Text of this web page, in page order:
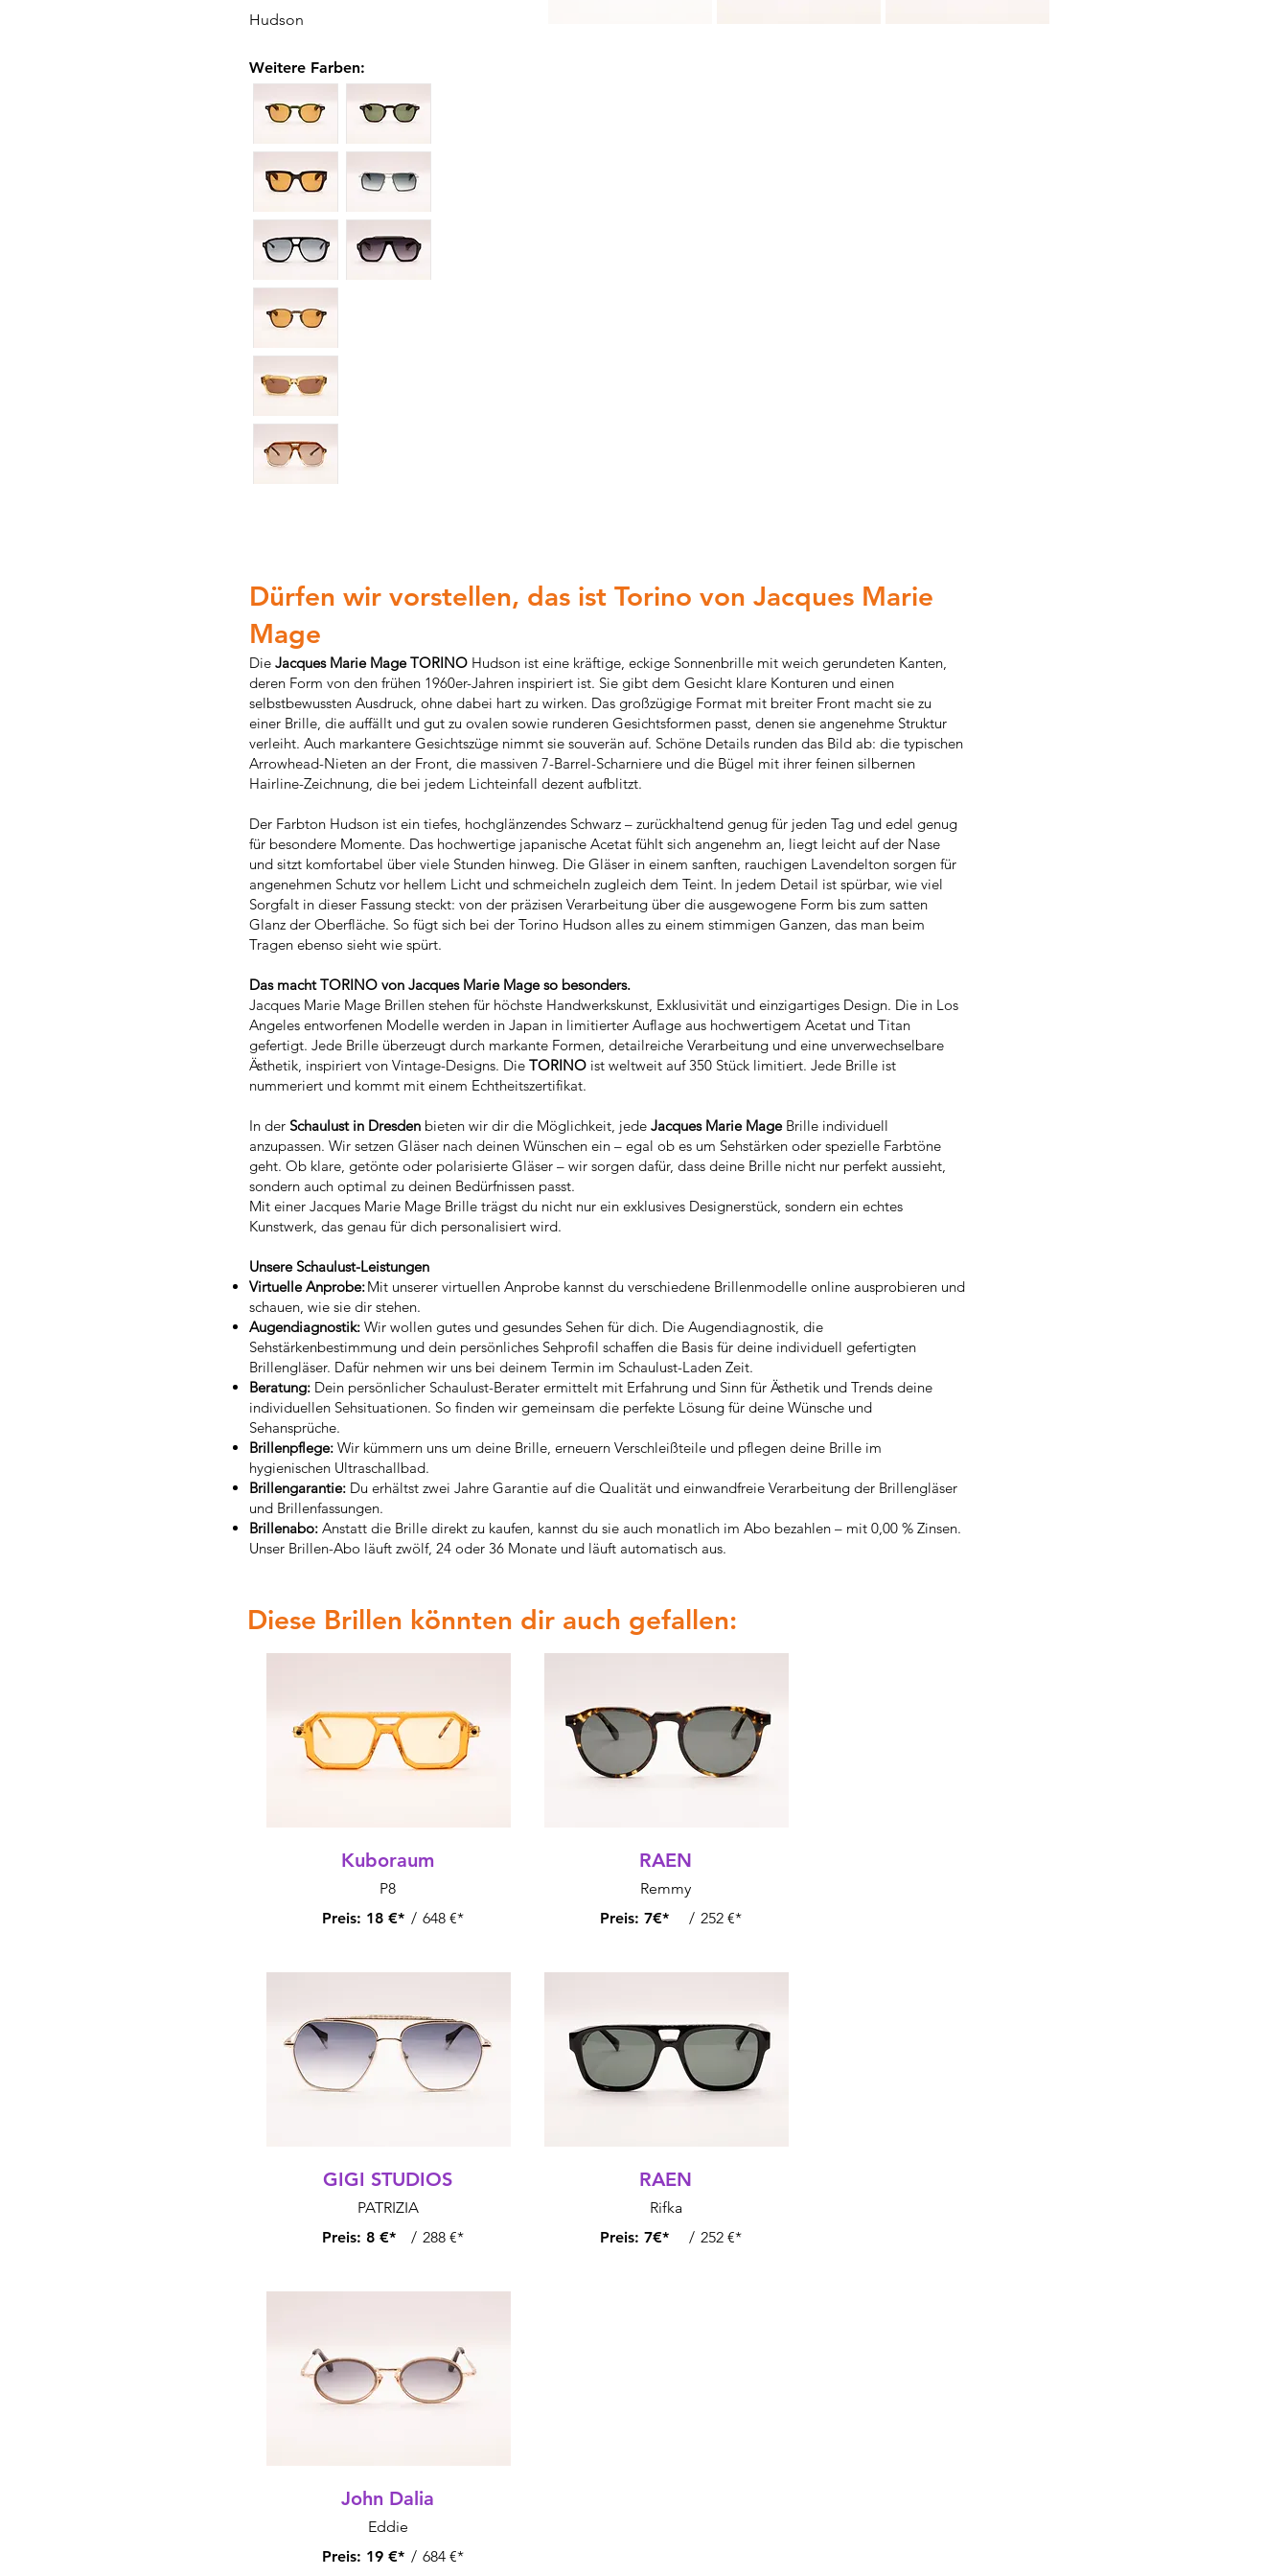
Weitere Farben:
Hudson
Dürfen wir vorstellen, das ist Torino von Jacques Marie
Mage
Die Jacques Marie Mage TORINO Hudson ist eine kräftige, eckige Sonnenbrille mit weich gerundeten Kanten,
deren Form von den frühen 1960er-Jahren inspiriert ist. Sie gibt dem Gesicht klare Konturen und einen
selbstbewussten Ausdruck, ohne dabei hart zu wirken. Das großzügige Format mit breiter Front macht sie zu
einer Brille, die auffällt und gut zu ovalen sowie runderen Gesichtsformen passt, denen sie angenehme Struktur
verleiht. Auch markantere Gesichtszüge nimmt sie souverän auf. Schöne Details runden das Bild ab: die typischen
Arrowhead-Nieten an der Front, die massiven 7-Barrel-Scharniere und die Bügel mit ihrer feinen silbernen
Hairline-Zeichnung, die bei jedem Lichteinfall dezent aufblitzt.
Der Farbton Hudson ist ein tiefes, hochglänzendes Schwarz – zurückhaltend genug für jeden Tag und edel genug
für besondere Momente. Das hochwertige japanische Acetat fühlt sich angenehm an, liegt leicht auf der Nase
und sitzt komfortabel über viele Stunden hinweg. Die Gläser in einem sanften, rauchigen Lavendelton sorgen für
angenehmen Schutz vor hellem Licht und schmeicheln zugleich dem Teint. In jedem Detail ist spürbar, wie viel
Sorgfalt in dieser Fassung steckt: von der präzisen Verarbeitung über die ausgewogene Form bis zum satten
Glanz der Oberfläche. So fügt sich bei der Torino Hudson alles zu einem stimmigen Ganzen, das man beim
Tragen ebenso sieht wie spürt.
Das macht TORINO von Jacques Marie Mage so besonders.
Jacques Marie Mage Brillen stehen für höchste Handwerkskunst, Exklusivität und einzigartiges Design. Die in Los
Angeles entworfenen Modelle werden in Japan in limitierter Auflage aus hochwertigem Acetat und Titan
gefertigt. Jede Brille überzeugt durch markante Formen, detailreiche Verarbeitung und eine unverwechselbare
Ästhetik, inspiriert von Vintage-Designs. Die TORINO ist weltweit auf 350 Stück limitiert. Jede Brille ist
nummeriert und kommt mit einem Echtheitszertifikat.
In der Schaulust in Dresden bieten wir dir die Möglichkeit, jede Jacques Marie MageBrille individuell
anzupassen. Wir setzen Gläser nach deinen Wünschen ein – egal ob es um Sehstärken oder spezielle Farbtöne
geht. Ob klare, getönte oder polarisierte Gläser – wir sorgen dafür, dass deine Brille nicht nur perfekt aussieht,
sondern auch optimal zu deinen Bedürfnissen passt.
Mit einer Jacques Marie Mage Brille trägst du nicht nur ein exklusives Designerstück, sondern ein echtes
Kunstwerk, das genau für dich personalisiert wird.
Unsere Schaulust-Leistungen
Virtuelle Anprobe:Mit unserer virtuellen Anprobe kannst du verschiedene Brillenmodelle online ausprobieren und
schauen, wie sie dir stehen.
Augendiagnostik: Wir wollen gutes und gesundes Sehen für dich. Die Augendiagnostik, die
Sehstärkenbestimmung und dein persönliches Sehprofil schaffen die Basis für deine individuell gefertigten
Brillengläser. Dafür nehmen wir uns bei deinem Termin im Schaulust-Laden Zeit.
Beratung: Dein persönlicher Schaulust-Berater ermittelt mit Erfahrung und Sinn für Ästhetik und Trends deine
individuellen Sehsituationen. So finden wir gemeinsam die perfekte Lösung für deine Wünsche und
Sehansprüche.
Brillenpflege: Wir kümmern uns um deine Brille, erneuern Verschleißteile und pflegen deine Brille im
hygienischen Ultraschallbad.
Brillengarantie: Du erhältst zwei Jahre Garantie auf die Qualität und einwandfreie Verarbeitung der Brillengläser
und Brillenfassungen.
Brillenabo: Anstatt die Brille direkt zu kaufen, kannst du sie auch monatlich im Abo bezahlen – mit 0,00 % Zinsen.
Unser Brillen-Abo läuft zwölf, 24 oder 36 Monate und läuft automatisch aus.
Diese Brillen könnten dir auch gefallen:
Kuboraum
P8
Preis: 18 €* / 648 €*
GIGI STUDIOS
PATRIZIA
Preis: 8 €* / 288 €*
RAEN
Remmy
Preis: 7€* / 252 €*
RAEN
Rifka
Preis: 7€* / 252 €*
John Dalia
Eddie
Preis: 19 €* / 684 €*